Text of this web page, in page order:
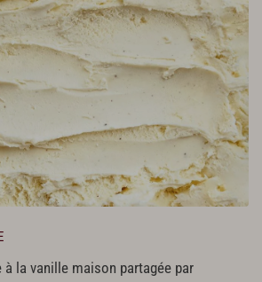
à la vanille maison partagée par